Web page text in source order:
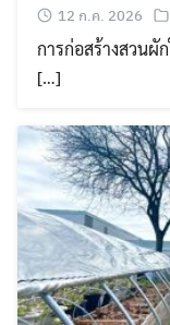
12 ก.ค. 2026
การก่อสร้างสวนผั
[…]